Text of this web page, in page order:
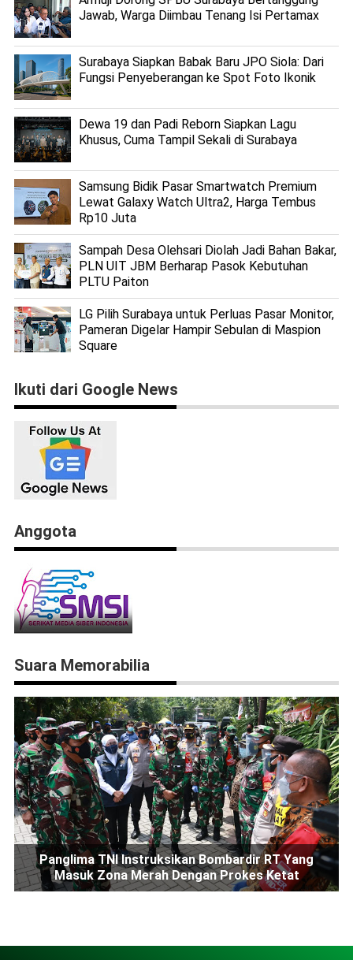
Jawab, Warga Diimbau Tenang Isi Pertamax
Surabaya Siapkan Babak Baru JPO Siola: Dari
Fungsi Penyeberangan ke Spot Foto Ikonik
Dewa 19 dan Padi Reborn Siapkan Lagu
Khusus, Cuma Tampil Sekali di Surabaya
Samsung Bidik Pasar Smartwatch Premium
Lewat Galaxy Watch Ultra2, Harga Tembus
Rp10 Juta
Sampah Desa Olehsari Diolah Jadi Bahan Bakar,
PLN UIT JBM Berharap Pasok Kebutuhan
PLTU Paiton
LG Pilih Surabaya untuk Perluas Pasar Monitor,
Pameran Digelar Hampir Sebulan di Maspion
Square
Ikuti dari Google News
Anggota
Suara Memorabilia
Panglima TNI Instruksikan Bombardir RT Yang
Masuk Zona Merah Dengan Prokes Ketat